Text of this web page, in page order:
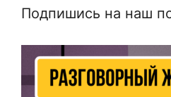
Подпишись на наш